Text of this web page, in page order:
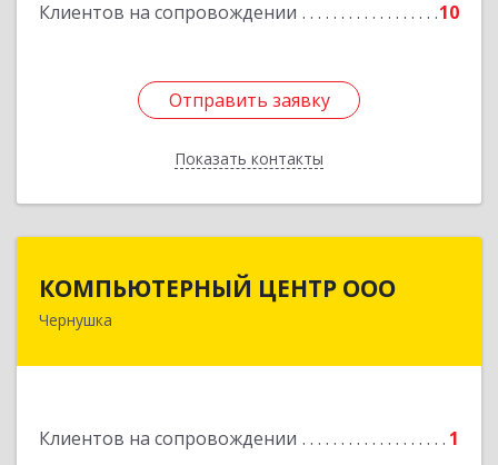
Клиентов на сопровождении 10
Отправить заявку
Показать контакты
Подробнее
Отправить заявку
Назад
КОМПЬЮТЕРНЫЙ ЦЕНТР ООО
Чернушка
Клиентов на сопровождении 1
КОМПЬЮТЕРНЫЙ ЦЕНТР ООО